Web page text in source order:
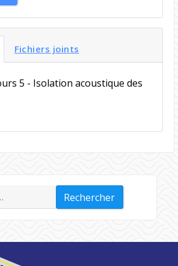
Fichiers joints
5 - Isolation acoustique des